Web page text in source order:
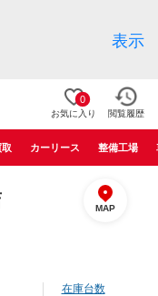
表示
0
お気に入り 閲覧履歴
カーリース 整備工場
MAP
在庫台数